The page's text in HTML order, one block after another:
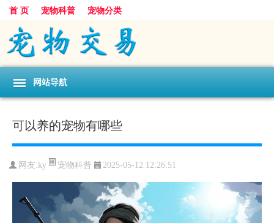
首 页 宠物科普 宠物分类
网站导航
可以养的宠物有哪些
网友:ky 宠物科普 2025-05-12 12:26:51